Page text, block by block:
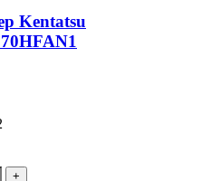
Kentatsu